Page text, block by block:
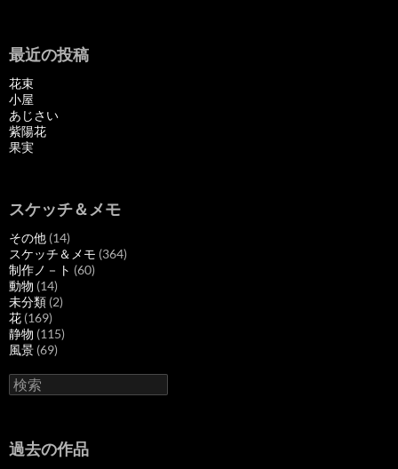
最近の投稿
花束
小屋
あじさい
紫陽花
果実
スケッチ＆メモ
その他 (14)
スケッチ＆メモ (364)
制作ノ－ト (60)
動物 (14)
未分類 (2)
花 (169)
静物 (115)
風景 (69)
検
索
過去の作品